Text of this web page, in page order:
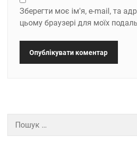
Зберегти моє ім'я, e-mail, та
цьому браузері для моїх